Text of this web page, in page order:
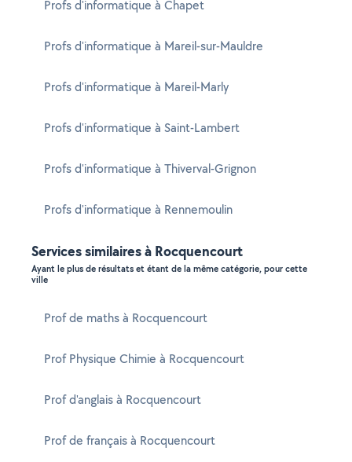
Profs d'informatique à Chapet
Profs d'informatique à Mareil-sur-Mauldre
Profs d'informatique à Mareil-Marly
Profs d'informatique à Saint-Lambert
Profs d'informatique à Thiverval-Grignon
Profs d'informatique à Rennemoulin
Services similaires à Rocquencourt
Ayant le plus de résultats et étant de la même catégorie, pour cette
ville
Prof de maths à Rocquencourt
Prof Physique Chimie à Rocquencourt
Prof d'anglais à Rocquencourt
Prof de français à Rocquencourt